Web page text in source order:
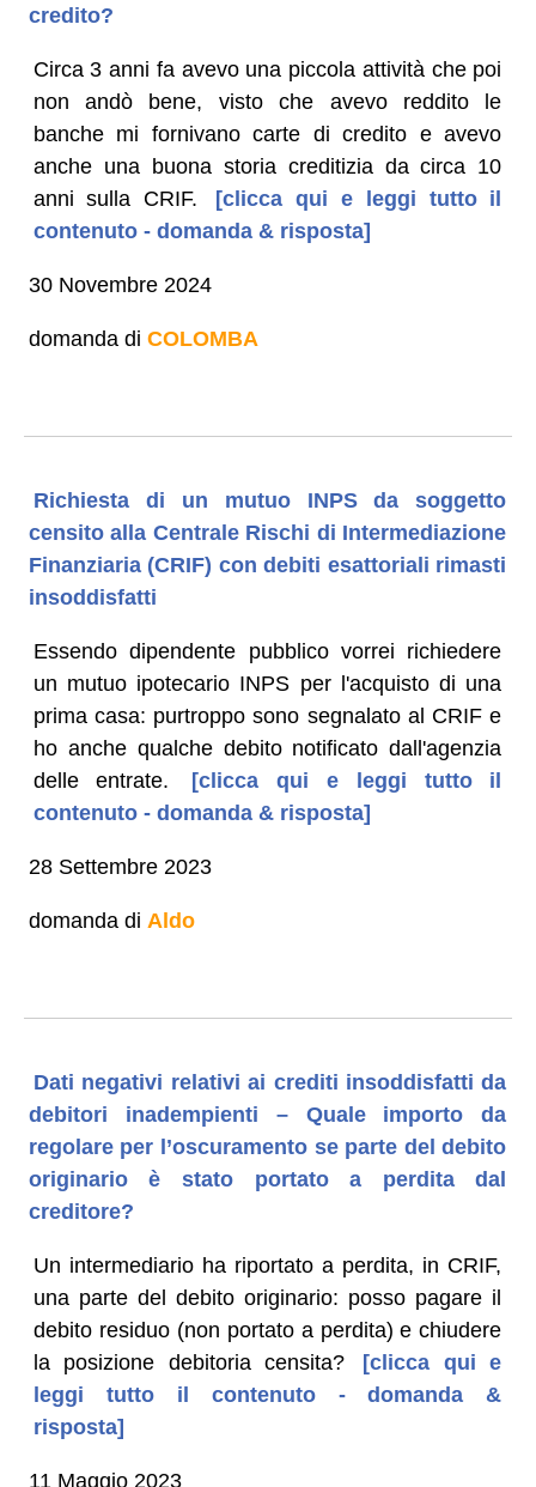
credito?
Circa 3 anni fa avevo una piccola attività che poi
non andò bene, visto che avevo reddito le
banche mi fornivano carte di credito e avevo
anche una buona storia creditizia da circa 10
anni sulla CRIF.
[clicca qui e leggi tutto il
contenuto - domanda & risposta]
30 Novembre 2024
domanda di COLOMBA
Richiesta di un mutuo INPS da soggetto
censito alla Centrale Rischi di Intermediazione
Finanziaria (CRIF) con debiti esattoriali rimasti
insoddisfatti
Essendo dipendente pubblico vorrei richiedere
un mutuo ipotecario INPS per l'acquisto di una
prima casa: purtroppo sono segnalato al CRIF e
ho anche qualche debito notificato dall'agenzia
delle entrate.
[clicca qui e leggi tutto il
contenuto - domanda & risposta]
28 Settembre 2023
domanda di Aldo
Dati negativi relativi ai crediti insoddisfatti da
debitori inadempienti – Quale importo da
regolare per l’oscuramento se parte del debito
originario è stato portato a perdita dal
creditore?
Un intermediario ha riportato a perdita, in CRIF,
una parte del debito originario: posso pagare il
debito residuo (non portato a perdita) e chiudere
la posizione debitoria censita?
[clicca qui e
leggi tutto il contenuto - domanda &
risposta]
11 Maggio 2023